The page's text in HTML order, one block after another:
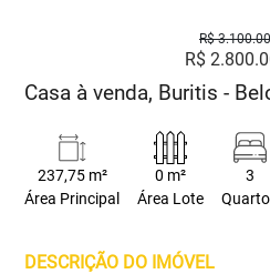
R$
R$
Casa à venda, Buritis -
237,75 m²
Área Principal
0 m²
Área Lote
3
DESCRIÇÃO DO IMÓVEL